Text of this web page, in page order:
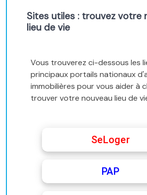
Sites utiles : trouvez votre
lieu de vie
Vous trouverez ci-dessous les
principaux portails nationaux
immobilières pour vous aider à
trouver votre nouveau lieu de
SeLoger
PAP